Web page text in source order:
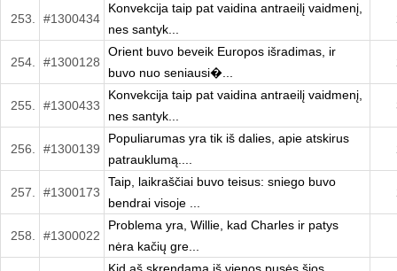
253. #1300434
Konvekcija taip pat vaidina antraeilį vaidmenį,
nes santyk...
254. #1300128
Orient buvo beveik Europos išradimas, ir
buvo nuo seniausi�...
255. #1300433
Konvekcija taip pat vaidina antraeilį vaidmenį,
nes santyk...
256. #1300139
Populiarumas yra tik iš dalies, apie atskirus
patrauklumą....
257. #1300173
Taip, laikraščiai buvo teisus: sniego buvo
bendrai visoje ...
258. #1300022
Problema yra, Willie, kad Charles ir patys
nėra kačių gre...